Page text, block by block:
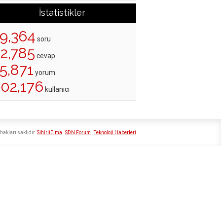
İstatistikler
soru
cevap
yorum
kullanıcı
SihirliElma SDN Forum Teknoloji Haberleri
saklıdır